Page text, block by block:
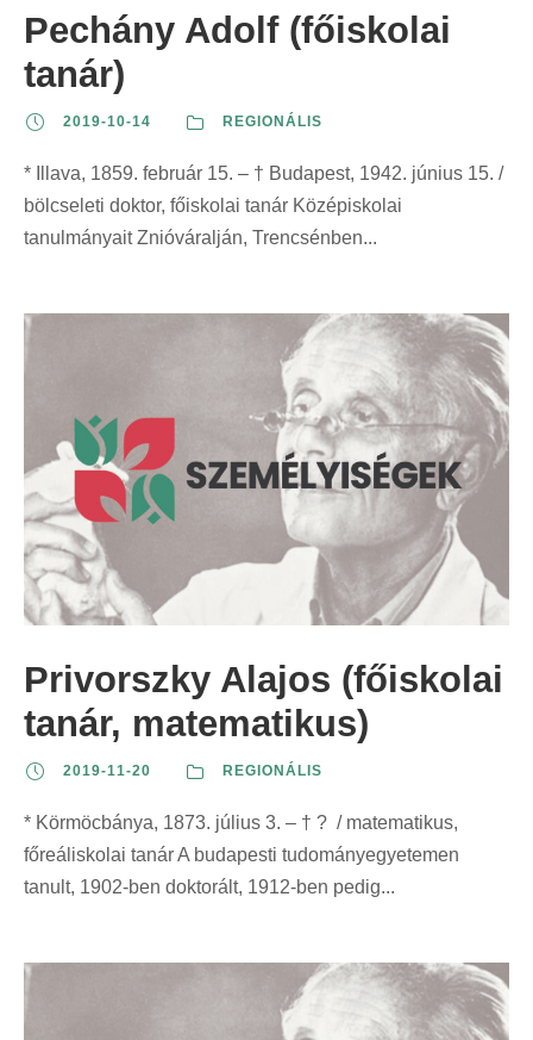
Pechány Adolf (főiskolai
tanár)
2019-10-14 REGIONÁLIS
* Illava, 1859. február 15. – † Budapest, 1942. június 15. /
bölcseleti doktor, főiskolai tanár Középiskolai
tanulmányait Znióváralján, Trencsénben...
Privorszky Alajos (főiskolai
tanár, matematikus)
2019-11-20 REGIONÁLIS
* Körmöcbánya, 1873. július 3. – † ? / matematikus,
főreáliskolai tanár A budapesti tudományegyetemen
tanult, 1902-ben doktorált, 1912-ben pedig...